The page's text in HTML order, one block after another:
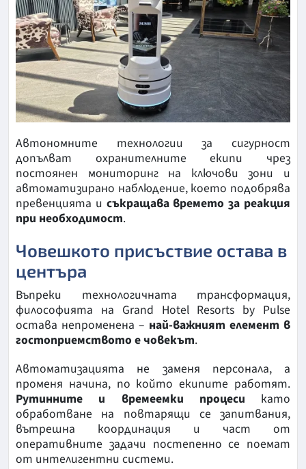
Автономните технологии за сигурност
допълват охранителните екипи чрез
постоянен мониторинг на ключови зони и
автоматизирано наблюдение, което подобрява
превенцията и съкращава времето за реакция
при необходимост.
Човешкото присъствие остава в
центъра
Въпреки технологичната трансформация,
философията на Grand Hotel Resorts by Pulse
остава непроменена – най-важният елемент в
гостоприемството е човекът.
Автоматизацията не заменя персонала, а
променя начина, по който екипите работят.
Рутинните и времеемки процеси като
обработване на повтарящи се запитвания,
вътрешна координация и част от
оперативните задачи постепенно се поемат
от интелигентни системи.